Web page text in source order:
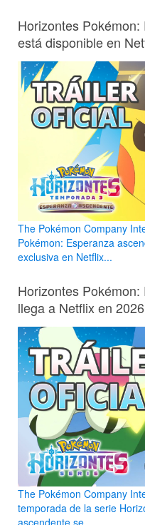
Horizontes
está disponible en
The Pokémon Company
Pokémon: Esperanza
exclusiva en Netflix...
Horizontes
llega a Netflix en 2026
The Pokémon Company
temporada de la serie
ascendente se...